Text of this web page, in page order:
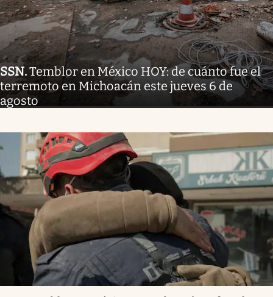
SSN.Temblor en México HOY: de cuánto fue el
terremoto en Michoacán este jueves 6 de
agosto